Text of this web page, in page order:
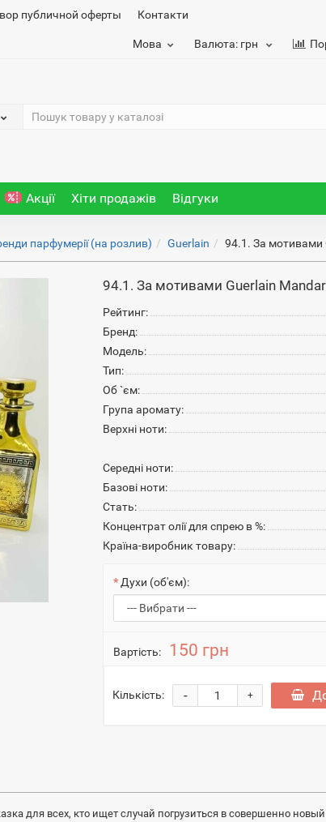
публичной оферты Контакти
Мова Валюта: грн
Акції Хіти продажів Відгуки
парфумерії (на розлив) Guerlain 94.1. За мотивами
94.1. За мотивами Guerlain
Рейтинг:
Бренд:
Модель:
Тип:
Об `єм:
Група аромату:
Верхні ноти:
Середні ноти:
Базові ноти:
Стать:
Концентрат олії для спрею в %:
Країна-виробник товару:
Духи (об'єм):
Вартість: 150 грн
Кількість: +
-
для всех, кто ищет случай погрузиться в совершенно